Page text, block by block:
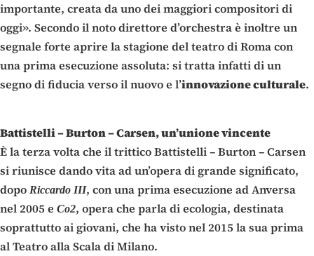
importante, creata da uno dei maggiori compositori di
oggi». Secondo il noto direttore d’orchestra è inoltre un
segnale forte aprire la stagione del teatro di Roma con
una prima esecuzione assoluta: si tratta infatti di un
segno di fiducia verso il nuovo e l’innovazione culturale.
Battistelli – Burton – Carsen, un’unione vincente
È la terza volta che il trittico Battistelli – Burton – Carsen
si riunisce dando vita ad un’opera di grande significato,
dopo Riccardo III, con una prima esecuzione ad Anversa
nel 2005 e Co2, opera che parla di ecologia, destinata
soprattutto ai giovani, che ha visto nel 2015 la sua prima
al Teatro alla Scala di Milano.